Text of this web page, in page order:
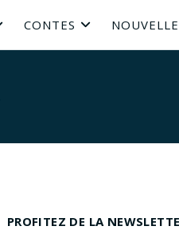
CONTES
PROFITEZ DE LA